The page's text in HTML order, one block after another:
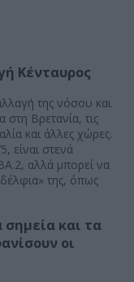
Κένταυρος
της νόσου και
στη Βρετανία, τις
και άλλες χώρες.
είναι στενά
αλλά μπορεί να
της, όπως
σημεία και τα
οι